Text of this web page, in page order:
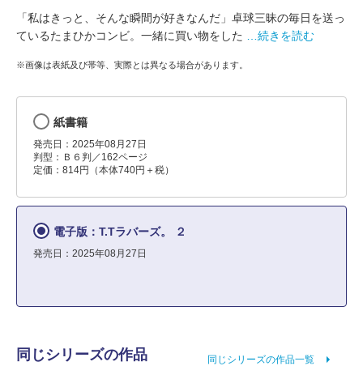
「私はきっと、そんな瞬間が好きなんだ」卓球三昧の毎日を送っ
ているたまひかコンビ。一緒に買い物をした
…続きを読む
※画像は表紙及び帯等、実際とは異なる場合があります。
紙書籍
発売日：2025年08月27日
判型：Ｂ６判／162ページ
定価：814円（本体740円＋税）
電子版：T.Tラバーズ。 ２
発売日：2025年08月27日
同じシリーズの作品 同じシリーズの作品一覧